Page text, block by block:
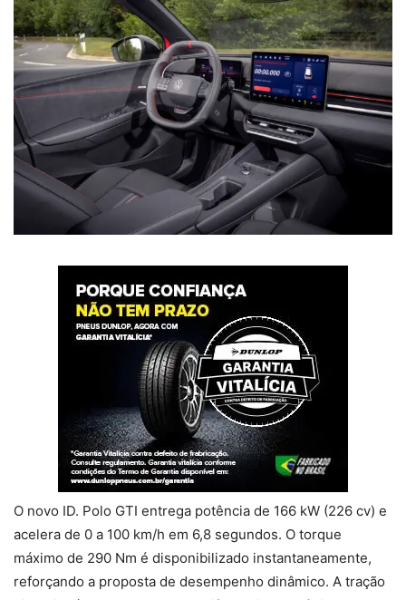
O novo ID. Polo GTI entrega potência de 166 kW (226 cv) e
acelera de 0 a 100 km/h em 6,8 segundos. O torque
máximo de 290 Nm é disponibilizado instantaneamente,
reforçando a proposta de desempenho dinâmico. A tração